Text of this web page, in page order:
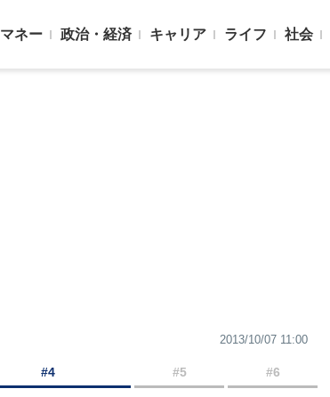
マネー 政治・経済 キャリア ライフ 社会
2013/10/07 11:00
#4 #5 #6